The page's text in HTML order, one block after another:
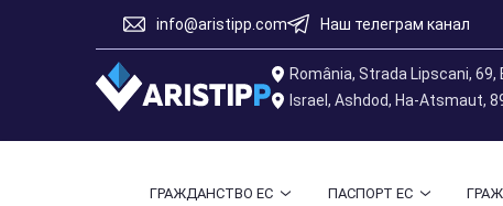
info@aristipp.com Наш телеграм канал
România, Strada Lipscani,
Israel, Ashdod, Ha-Atsmaut,
ГРАЖДАНСТВО ЕС ПАСПОРТ ЕС